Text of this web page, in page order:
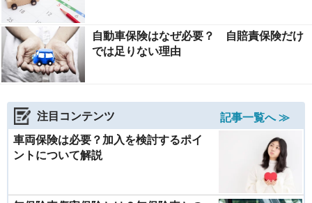
自動車保険はなぜ必要？ 自賠責保険だけ
では足りない理由
注目コンテンツ
記事一覧へ ≫
車両保険は必要？加入を検討するポイ
ントについて解説